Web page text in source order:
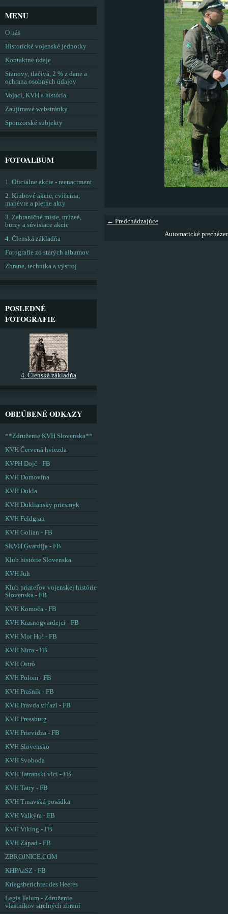
← Predchádzajúce
Automatické
MENU
O nás
Historické vojenské jednotky
Kontaktné údaje
Stanovy, tlačivá, 2 % z dane a
ochrana osobných údajov
Vojaci, KVH a história
Zaujímavé webstránky
Sponzorské subjekty
FOTOALBUM
1. Oficiálne akcie - reenactment
2. Klubové akcie, cvičenia,
manévre a pietne akty
3. Zahraničné misie, múzeá,
burzy a súvisiace akcie
4. Členská základňa
Fotografie zo starých albumov
Zbrane, technika a výstroj
POSLEDNÉ
FOTOGRAFIE
4. Členská základňa
OBĽÚBENÉ ODKAZY
**Združenie KVH Slovenska**
KVH Červená hviezda
KVPH Dojč - FB
KVH Domovina
KVH Dukla
KVH Dukliansky priesmyk
KVH Feldgrau
KVH Golian - FB
SKVH Gvardija - FB
Klub histórie Slovenska
KVH Juh
Klub priateľov vojenskej histórie
Slovenska - FB
KVH Komoča - FB
KVH Krasnogvardejci - FB
KVH Mor Ho! - FB
KVH Nitra - FB
KVH Ostrô
KVH Polom - FB
KVH Prašník - FB
KVH Pravda víťazí - FB
KVH Pressburg
KVH Prievidza - FB
KVH Slovensko
KVH Svoboda
KVH Tatranskí vlci - FB
KVH Tatry - FB
KVH Trnavská posádka
KVH Valkýra - FB
KVH Viking - FB
KVH Západ - FB
ZBROJNICE.COM
KHPAaSZ - FB
Kriegsberichter des Heeres
Legis Telum - Združenie
vlastníkov strelných zbraní